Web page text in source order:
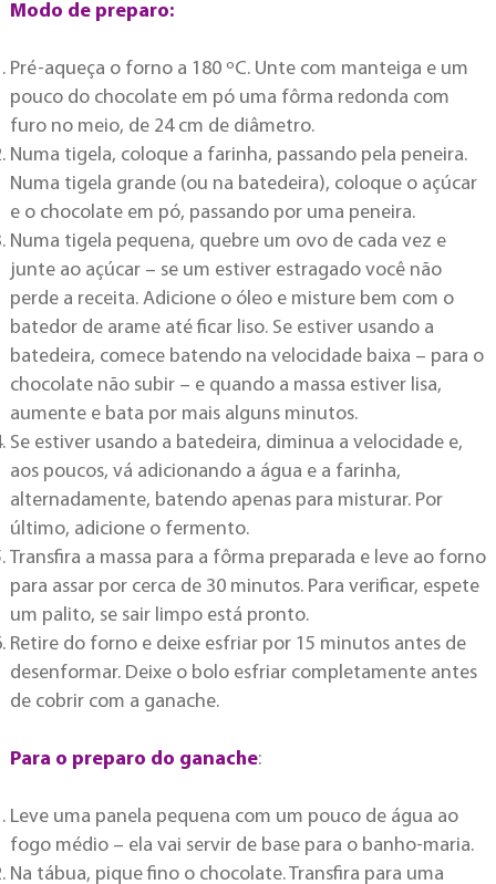
Modo de preparo:
Pré-aqueça o forno a 180 ºC. Unte com manteiga e um
pouco do chocolate em pó uma fôrma redonda com
furo no meio, de 24 cm de diâmetro.
Numa tigela, coloque a farinha, passando pela peneira.
Numa tigela grande (ou na batedeira), coloque o açúcar
e o chocolate em pó, passando por uma peneira.
Numa tigela pequena, quebre um ovo de cada vez e
junte ao açúcar – se um estiver estragado você não
perde a receita. Adicione o óleo e misture bem com o
batedor de arame até ficar liso. Se estiver usando a
batedeira, comece batendo na velocidade baixa – para o
chocolate não subir – e quando a massa estiver lisa,
aumente e bata por mais alguns minutos.
Se estiver usando a batedeira, diminua a velocidade e,
aos poucos, vá adicionando a água e a farinha,
alternadamente, batendo apenas para misturar. Por
último, adicione o fermento.
Transfira a massa para a fôrma preparada e leve ao forno
para assar por cerca de 30 minutos. Para verificar, espete
um palito, se sair limpo está pronto.
Retire do forno e deixe esfriar por 15 minutos antes de
desenformar. Deixe o bolo esfriar completamente antes
de cobrir com a ganache.
Para o preparo do ganache:
Leve uma panela pequena com um pouco de água ao
fogo médio – ela vai servir de base para o banho-maria.
Na tábua, pique fino o chocolate. Transfira para uma